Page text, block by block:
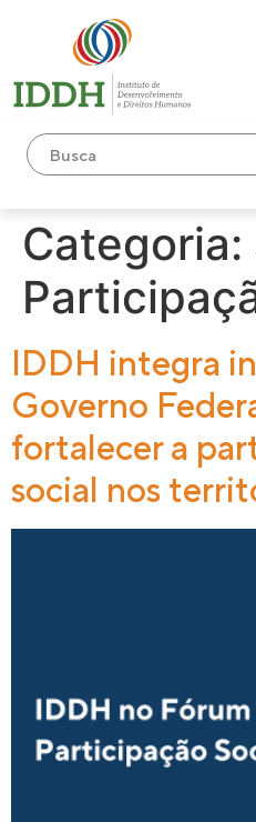
Categoria:
IDDH integra
Governo
fortalecer a
social nos